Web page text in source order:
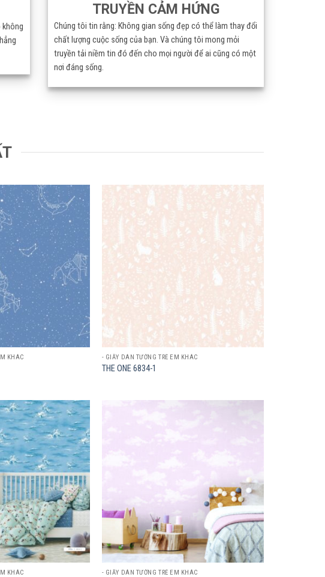
không
TRUYỀN CẢM HỨNG
Chúng tôi tin rằng: Không gian sống đẹp có thể làm thay đổi
chất lượng cuộc sống của bạn. Và chúng tôi mong mỏi
truyền tải niềm tin đó đến cho mọi người để ai cũng có một
nơi đáng sống.
Add to
wishlist
KHÁC
wishlist
- GIẤY DÁN TƯỜNG TRẺ EM KHÁC
THE ONE 6834-1
Add to
wishlist
KHÁC - GIẤY DÁN TƯỜNG TRẺ EM KHÁC